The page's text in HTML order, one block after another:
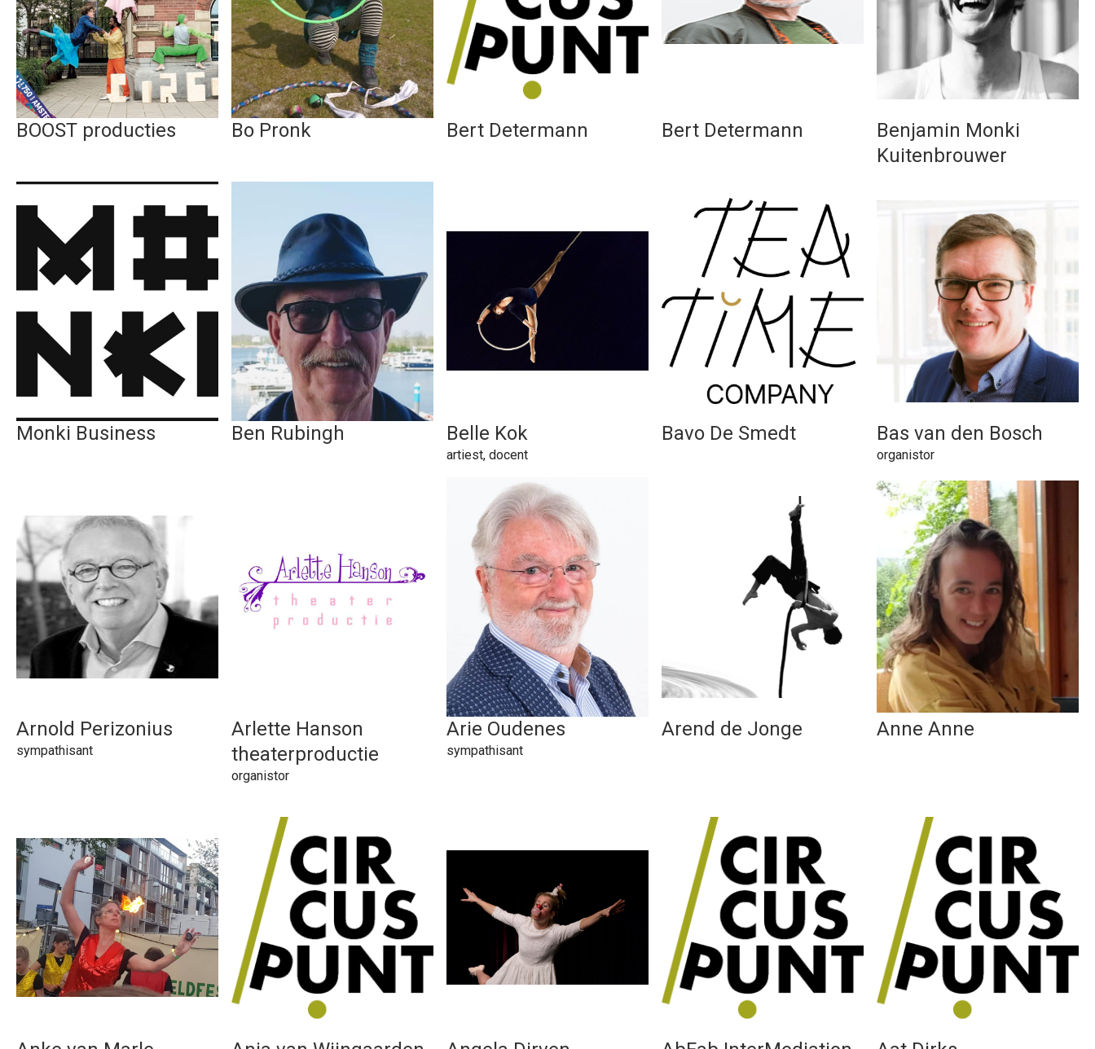
BOOST producties Bo Pronk Bert Determann Bert Determann
Benjamin Monki
Kuitenbrouwer
Monki Business Ben Rubingh Belle Kok
artiest, docent
Bavo De Smedt Bas van den Bosch
organistor
Arnold Perizonius
sympathisant
Arlette Hanson
theaterproductie
organistor
Arie Oudenes
sympathisant
Arend de Jonge Anne Anne